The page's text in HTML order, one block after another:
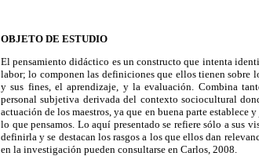
OBJETO DE ESTUDIO
El pensamiento didáctico es un constructo que intenta
labor; lo componen las definiciones que ellos tienen sobre
y sus fines, el aprendizaje, y la evaluación. Combina
personal subjetiva derivada del contexto sociocultural
actuación de los maestros, ya que en buena parte establece
lo que pensamos. Lo aquí presentado se refiere sólo a sus
definirla y se destacan los rasgos a los que ellos dan
en la investigación pueden consultarse en Carlos, 2008.